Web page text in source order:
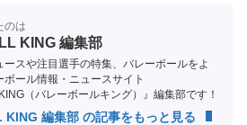
のは
KING 編集部
ースや注目選手の特集、バレーボールをよ
ボール情報・ニュースサイト
（バレーボールキング）』編集部です！
編集部 の記事をもっと見る